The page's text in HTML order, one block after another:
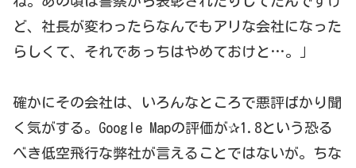
ど、社長が変わったらなんでもアリな会社になった
らしくて、それであっちはやめておけと…。」
確かにその会社は、いろんなところで悪評ばかり聞
く気がする。Google Mapの評価が✰1.8という恐る
べき低空飛行な弊社が言えることではないが。ちな